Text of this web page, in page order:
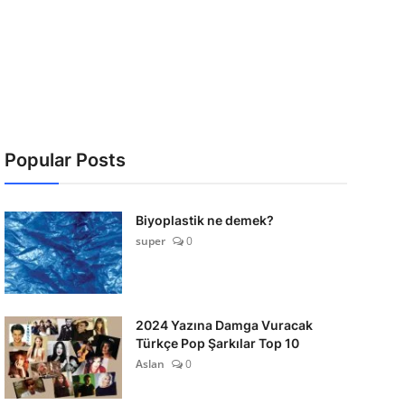
Popular Posts
Biyoplastik ne demek?
super
0
2024 Yazına Damga Vuracak
Türkçe Pop Şarkılar Top 10
Aslan
0